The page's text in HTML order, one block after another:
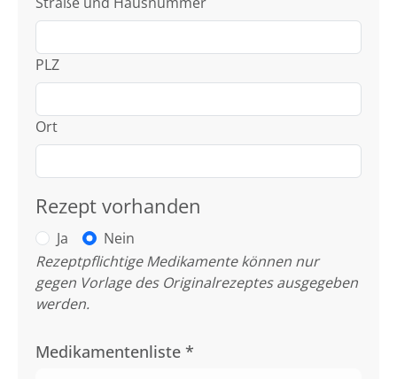
PLZ
Ort
Rezept vorhanden
Ja
Nein
Rezeptpflichtige Medikamente können nur
gegen Vorlage des Originalrezeptes ausgegeben
werden.
Medikamentenliste *